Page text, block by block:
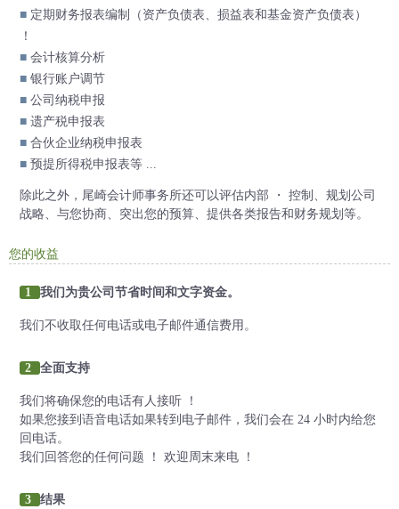
■ 定期财务报表编制（资产负债表、损益表和基金资产负债表）
！
■ 会计核算分析
■ 银行账户调节
■ 公司纳税申报
■ 遗产税申报表
■ 合伙企业纳税申报表
■ 预提所得税申报表等 ...
除此之外，尾崎会计师事务所还可以评估内部 ・ 控制、规划公司
战略、与您协商、突出您的预算、提供各类报告和财务规划等。
您的收益
1 我们为贵公司节省时间和文字资金。
我们不收取任何电话或电子邮件通信费用。
2 全面支持
我们将确保您的电话有人接听 ！
如果您接到语音电话如果转到电子邮件，我们会在 24 小时内给您
回电话。
我们回答您的任何问题 ！ 欢迎周末来电 ！
3 结果